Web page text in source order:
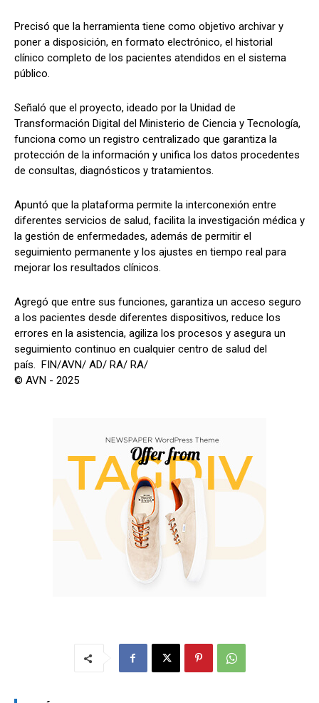
Precisó que la herramienta tiene como objetivo archivar y
poner a disposición, en formato electrónico, el historial
clínico completo de los pacientes atendidos en el sistema
público.
Señaló que el proyecto, ideado por la Unidad de
Transformación Digital del Ministerio de Ciencia y Tecnología,
funciona como un registro centralizado que garantiza la
protección de la información y unifica los datos procedentes
de consultas, diagnósticos y tratamientos.
Apuntó que la plataforma permite la interconexión entre
diferentes servicios de salud, facilita la investigación médica y
la gestión de enfermedades, además de permitir el
seguimiento permanente y los ajustes en tiempo real para
mejorar los resultados clínicos.
Agregó que entre sus funciones, garantiza un acceso seguro
a los pacientes desde diferentes dispositivos, reduce los
errores en la asistencia, agiliza los procesos y asegura un
seguimiento continuo en cualquier centro de salud del
país. FIN/AVN/ AD/ RA/ RA/
© AVN - 2025